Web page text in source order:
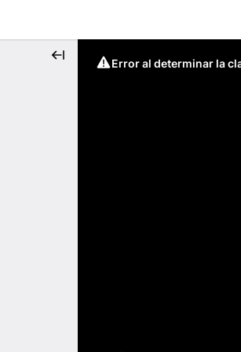
Error al determinar la